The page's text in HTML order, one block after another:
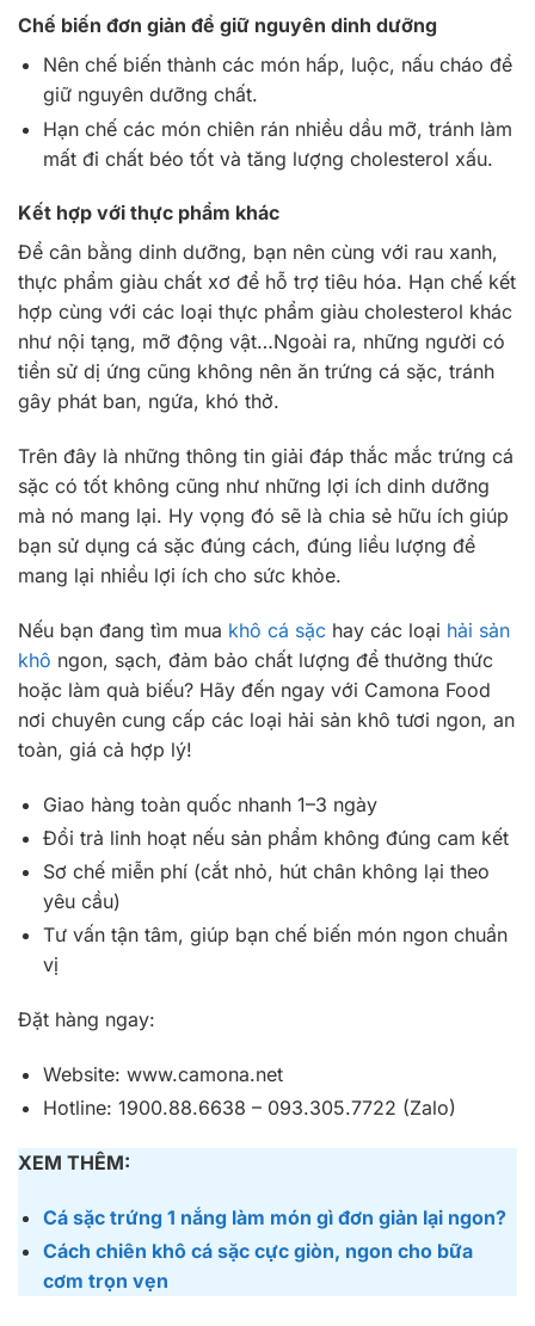
Chế biến đơn giản để giữ nguyên dinh dưỡng
Nên chế biến thành các món hấp, luộc, nấu cháo để
giữ nguyên dưỡng chất.
Hạn chế các món chiên rán nhiều dầu mỡ, tránh làm
mất đi chất béo tốt và tăng lượng cholesterol xấu.
Kết hợp với thực phẩm khác
Để cân bằng dinh dưỡng, bạn nên cùng với rau xanh,
thực phẩm giàu chất xơ để hỗ trợ tiêu hóa. Hạn chế kết
hợp cùng với các loại thực phẩm giàu cholesterol khác
như nội tạng, mỡ động vật…Ngoài ra, những người có
tiền sử dị ứng cũng không nên ăn trứng cá sặc, tránh
gây phát ban, ngứa, khó thở.
Trên đây là những thông tin giải đáp thắc mắc trứng cá
sặc có tốt không cũng như những lợi ích dinh dưỡng
mà nó mang lại. Hy vọng đó sẽ là chia sẻ hữu ích giúp
bạn sử dụng cá sặc đúng cách, đúng liều lượng để
mang lại nhiều lợi ích cho sức khỏe.
Nếu bạn đang tìm mua khô cá sặc hay các loại hải sản
khô ngon, sạch, đảm bảo chất lượng để thưởng thức
hoặc làm quà biếu? Hãy đến ngay với Camona Food
nơi chuyên cung cấp các loại hải sản khô tươi ngon, an
toàn, giá cả hợp lý!
Giao hàng toàn quốc nhanh 1–3 ngày
Đổi trả linh hoạt nếu sản phẩm không đúng cam kết
Sơ chế miễn phí (cắt nhỏ, hút chân không lại theo
yêu cầu)
Tư vấn tận tâm, giúp bạn chế biến món ngon chuẩn
vị
Đặt hàng ngay:
Website: www.camona.net
Hotline: 1900.88.6638 – 093.305.7722 (Zalo)
XEM THÊM:
Cá sặc trứng 1 nắng làm món gì đơn giản lại ngon?
Cách chiên khô cá sặc cực giòn, ngon cho bữa
cơm trọn vẹn